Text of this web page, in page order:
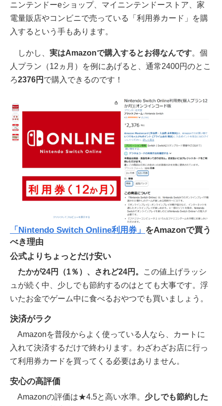
ニンテンドーeショップ、マイニンテンドーストア、家
電量販店やコンビニで売っている「利用券カード」を購
入するという手もあります。
しかし、 実はAmazonで購入するとお得なんです。個
人プラン（12ヵ月）を例にあげると、通常2400円のとこ
ろ2376円 で購入できるのです！
「Nintendo Switch Online利用券」 をAmazonで買う
べき理由
公式よりちょっとだけ安い
たかが24円（1％）、されど24円。
この値上げラッシ
ュが続く中、少しでも節約するのはとても大事です。浮
いたお金でゲーム中に食べるおやつでも買いましょう。
決済がラク
Amazonを普段からよく使っている人なら、カートに
入れて決済するだけで終わります。わざわざお店に行っ
て利用券カードを買ってくる必要はありません。
安心の高評価
Amazonの評価は★4.5と高い水準。 少しでも節約した